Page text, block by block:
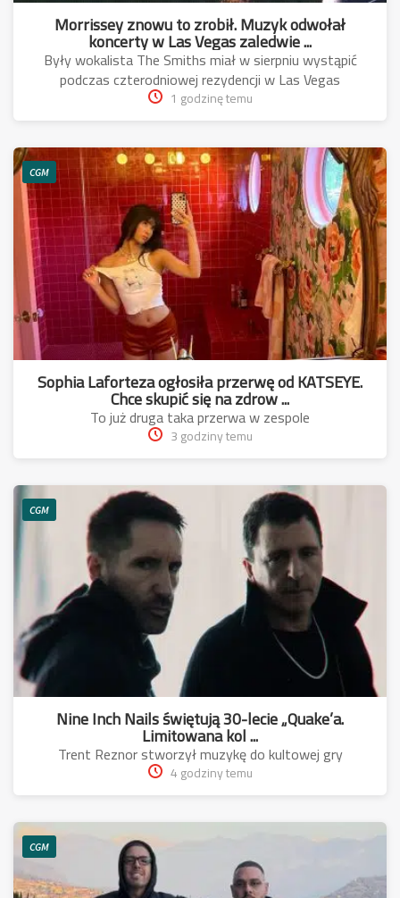
Morrissey znowu to zrobił. Muzyk odwołał
koncerty w Las Vegas zaledwie ...
Były wokalista The Smiths miał w sierpniu wystąpić
podczas czterodniowej rezydencji w Las Vegas
1 godzinę temu
CGM
Sophia Laforteza ogłosiła przerwę od KATSEYE.
Chce skupić się na zdrow ...
To już druga taka przerwa w zespole
3 godziny temu
CGM
Nine Inch Nails świętują 30-lecie „Quake’a.
Limitowana kol ...
Trent Reznor stworzył muzykę do kultowej gry
4 godziny temu
CGM